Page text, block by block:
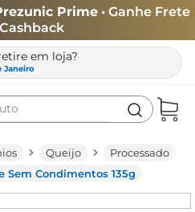
Prime • Ganhe Frete
em loja?
Janeiro
Queijo
Processado
Sem Condimentos 135g